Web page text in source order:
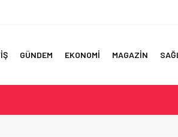
GÜNDEM EKONOMİ MAGAZİN